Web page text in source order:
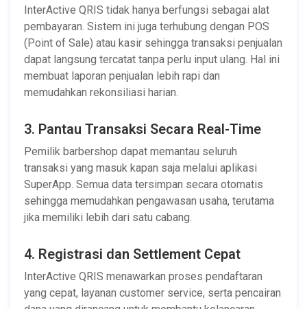
InterActive QRIS tidak hanya berfungsi sebagai alat
pembayaran. Sistem ini juga terhubung dengan POS
(Point of Sale) atau kasir sehingga transaksi penjualan
dapat langsung tercatat tanpa perlu input ulang. Hal ini
membuat laporan penjualan lebih rapi dan
memudahkan rekonsiliasi harian.
3. Pantau Transaksi Secara Real-Time
Pemilik barbershop dapat memantau seluruh
transaksi yang masuk kapan saja melalui aplikasi
SuperApp. Semua data tersimpan secara otomatis
sehingga memudahkan pengawasan usaha, terutama
jika memiliki lebih dari satu cabang.
4. Registrasi dan Settlement Cepat
InterActive QRIS menawarkan proses pendaftaran
yang cepat, layanan customer service, serta pencairan